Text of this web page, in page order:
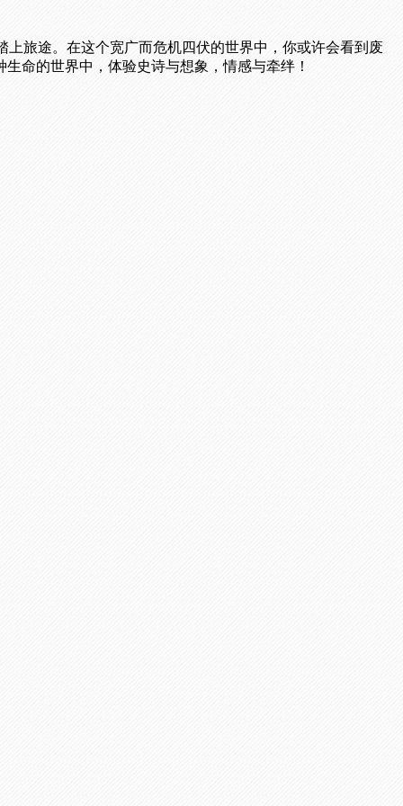
旅途。在这个宽广而危机四伏的世界中，你或许会看到废
命的世界中，体验史诗与想象，情感与牵绊！